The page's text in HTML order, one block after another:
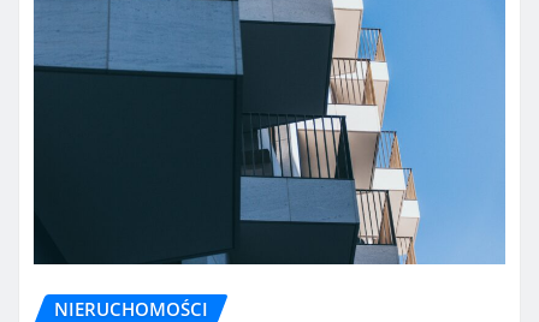
NIERUCHOMOŚCI